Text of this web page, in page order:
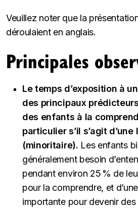
Veuillez noter que la
déroulaient en anglais.
Principales
Le temps d’exposition à
des principaux
des enfants à la
particulier s’il s’agit
(minoritaire). Les enfants
généralement besoin
pendant environ 25 % de
pour la comprendre, et
importante pour devenir